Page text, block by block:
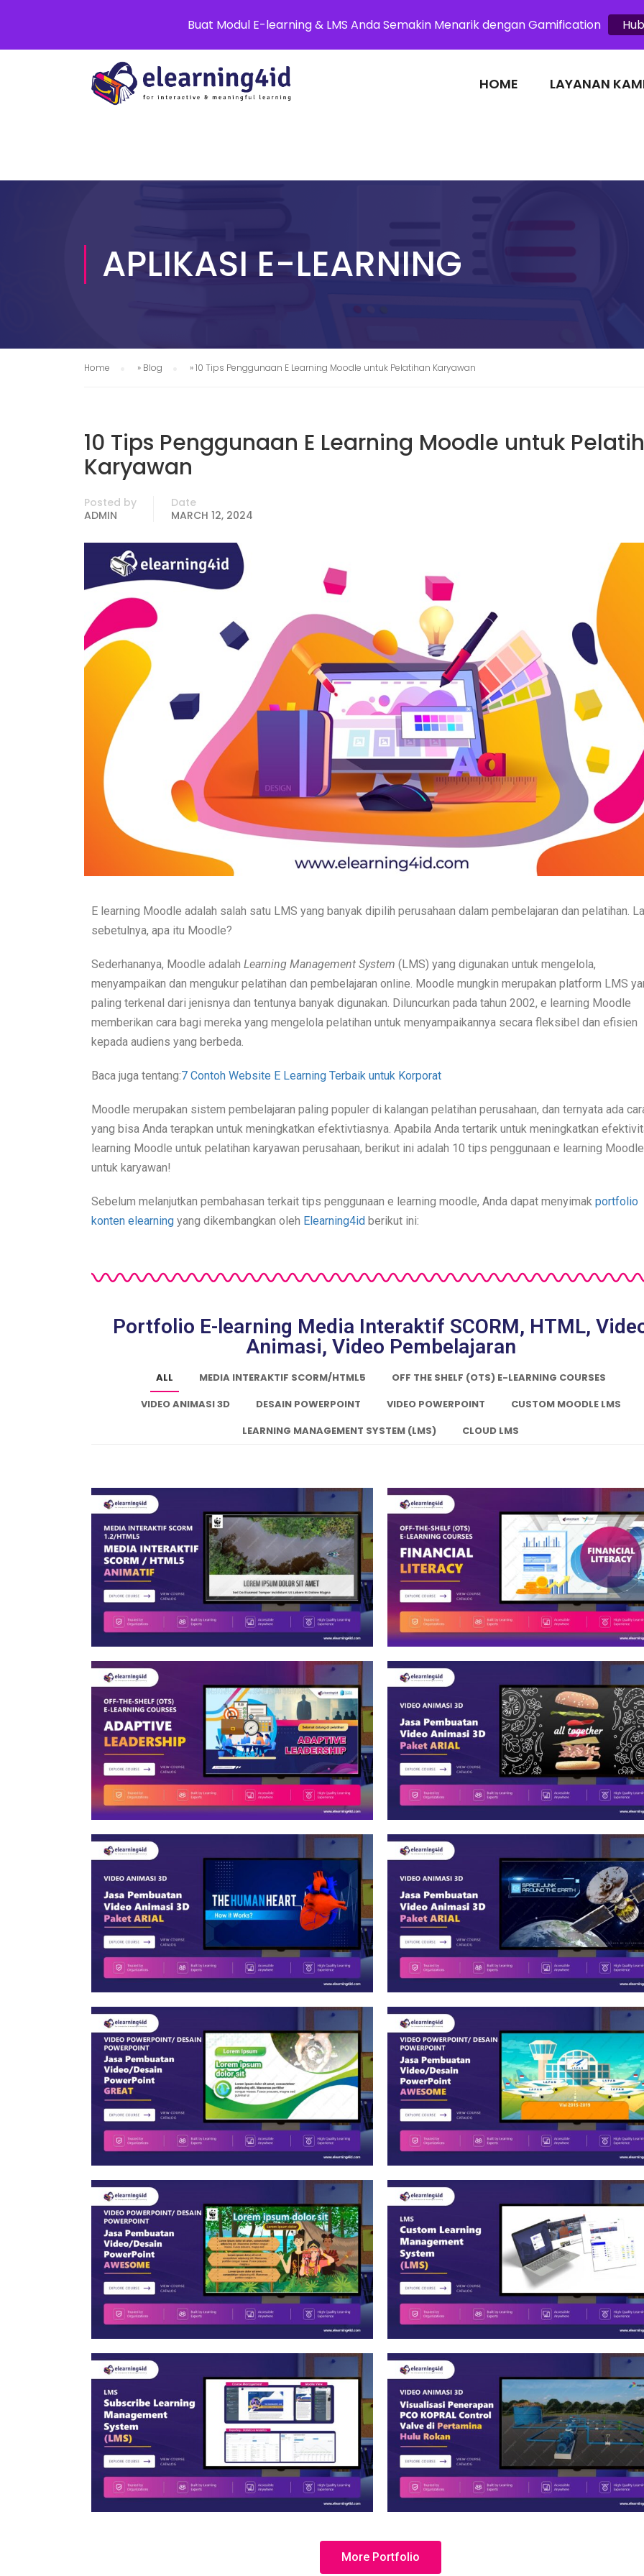
info@elearning4id.com
HOME LAYANAN
APLIKASI E-LEARNING
Home » Blog »10 Tips Penggunaan E Learning Moodle untuk Pelatihan Karyawan
10 Tips Penggunaan E Learning Moodle untuk
Karyawan
Posted by
ADMIN
Date
MARCH 12, 2024
E learning Moodle adalah salah satu LMS yang banyak dipilih perusahaan dalam pembelajaran dan pelatihan.
sebetulnya, apa itu Moodle?
Sederhananya, Moodle adalah Learning Management System (LMS) yang digunakan untuk mengelola,
menyampaikan dan mengukur pelatihan dan pembelajaran online. Moodle mungkin merupakan platform LMS
paling terkenal dari jenisnya dan tentunya banyak digunakan. Diluncurkan pada tahun 2002, e learning Moodle
memberikan cara bagi mereka yang mengelola pelatihan untuk menyampaikannya secara fleksibel dan efisien
kepada audiens yang berbeda.
Baca juga tentang:7 Contoh Website E Learning Terbaik untuk Korporat
Moodle merupakan sistem pembelajaran paling populer di kalangan pelatihan perusahaan, dan ternyata ada
yang bisa Anda terapkan untuk meningkatkan efektivtiasnya. Apabila Anda tertarik untuk meningkatkan
learning Moodle untuk pelatihan karyawan perusahaan, berikut ini adalah 10 tips penggunaan e learning Moodle
untuk karyawan!
Sebelum melanjutkan pembahasan terkait tips penggunaan e learning moodle, Anda dapat menyimak portfolio
konten elearning yang dikembangkan oleh Elearning4id berikut ini:
Portfolio E-learning Media Interaktif SCORM, HTML,
Animasi, Video Pembelajaran
ALL MEDIA INTERAKTIF SCORM/HTML5
OFF THE SHELF (OTS) E-LEARNING COURSES
VIDEO ANIMASI 3D
DESAIN POWERPOINT VIDEO POWERPOINT
CUSTOM MOODLE LMS
LEARNING MANAGEMENT SYSTEM (LMS)
CLOUD LMS
More Portfolio
Buat Modul E-learning & LMS Anda Semakin Menarik dengan Gamification